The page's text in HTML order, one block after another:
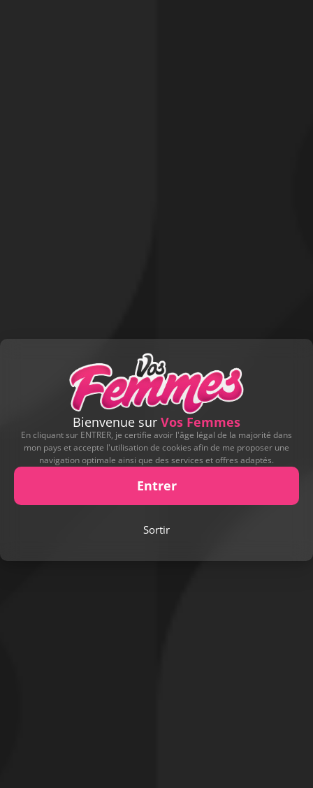
Signaler cette contribution
DERNIERS CADEAUX REÇUS
Leur offrir un cadeau
D'AUTRES ALBUMS DE CONTRIBUTEURS
Bienvenue sur Vos Femmes
En cliquant sur ENTRER, je certifie avoir l'âge légal de la majorité dans
mon pays et accepte l'utilisation de cookies afin de me proposer une
navigation optimale ainsi que des services et offres adaptés.
Entrer
Sortir